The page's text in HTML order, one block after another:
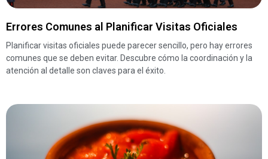
Errores Comunes al Planificar Visitas Oficiales
Planificar visitas oficiales puede parecer sencillo, pero hay errores
comunes que se deben evitar. Descubre cómo la coordinación y la
atención al detalle son claves para el éxito.